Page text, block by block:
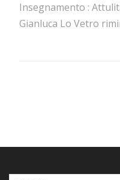
Insegnamento :
Gianluca Lo Vetro